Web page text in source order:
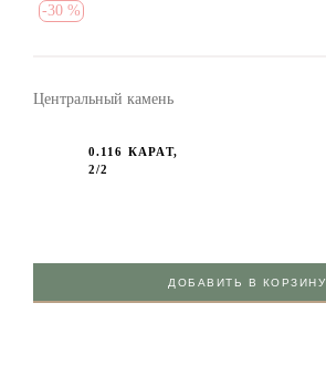
-30 %
Центральный камень
0.116 КАРАТ,
2/2
ДОБАВИТЬ В КОРЗИНУ